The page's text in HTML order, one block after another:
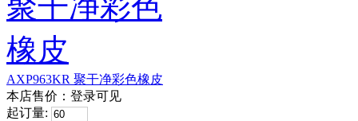
AXP963KR 聚干净彩色橡皮
本店售价： 登录可见
起订量: